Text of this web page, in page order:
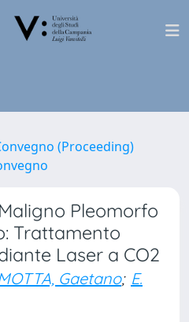
(Proceeding)
Pleomorfo
Trattamento
Laser a CO2
Gaetano; E.